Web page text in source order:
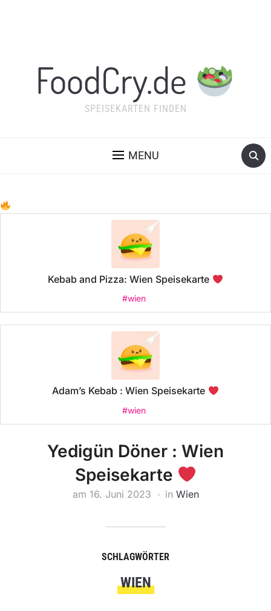
FoodCry.de
SPEISEKARTEN FINDEN
MENU
Kebab and Pizza: Wien Speisekarte
#wien
Adam’s Kebab : Wien Speisekarte
#wien
Yedigün Döner : Wien
Speisekarte
am 16. Juni 2023 in Wien
SCHLAGWÖRTER
WIEN